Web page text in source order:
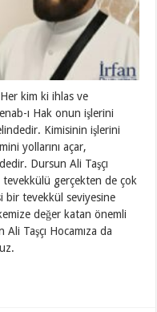
kim ki ihlas ve
ı Hak onun işlerini
Kimisinin işlerini
yollarını açar,
Dursun Ali Taşçı
tevekkülü gerçekten de çok
bir tevekkül seviyesine
değer katan önemli
Taşçı Hocamıza da